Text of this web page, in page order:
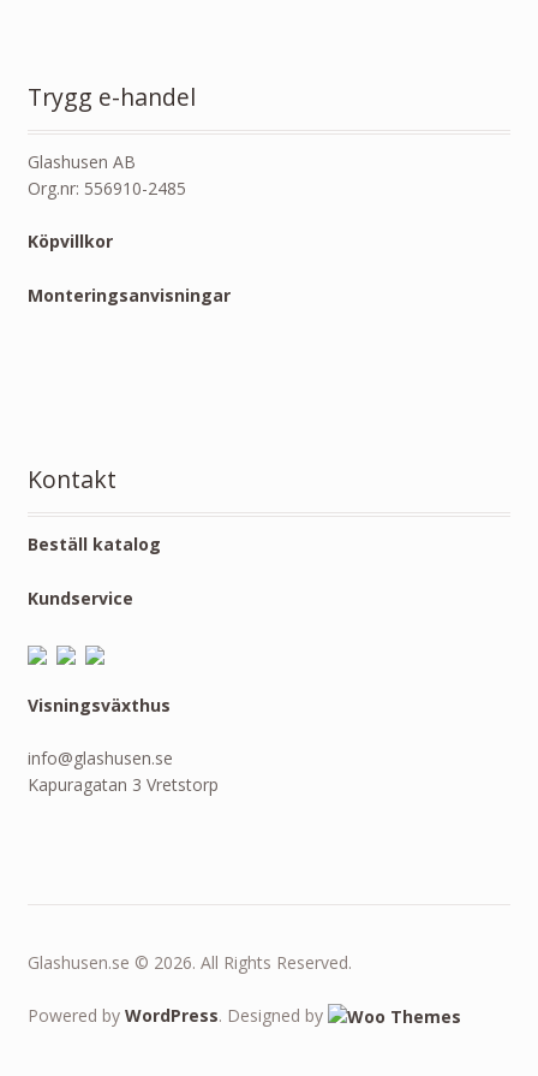
Trygg e-handel
Glashusen AB
Org.nr: 556910-2485
Köpvillkor
Monteringsanvisningar
Kontakt
Beställ katalog
Kundservice
Visningsväxthus
info@glashusen.se
Kapuragatan 3 Vretstorp
Glashusen.se © 2026. All Rights Reserved.
Powered by WordPress. Designed by